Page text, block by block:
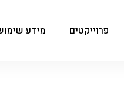
פרוייקטים מידע